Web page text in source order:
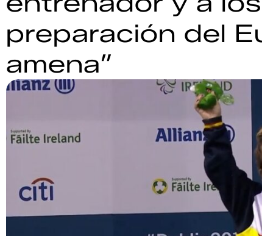
preparación del
amena”